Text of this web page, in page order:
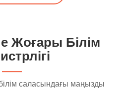
Жоғары Білім
саласындағы маңызды